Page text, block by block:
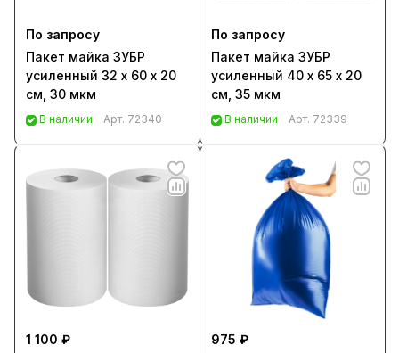
По запросу
Пакет майка ЗУБР
усиленный 32 х 60 х 20
см, 30 мкм
В наличии Арт. 72340
По запросу
Пакет майка ЗУБР
усиленный 40 х 65 х 20
см, 35 мкм
В наличии Арт. 72339
1 100 ₽
975 ₽